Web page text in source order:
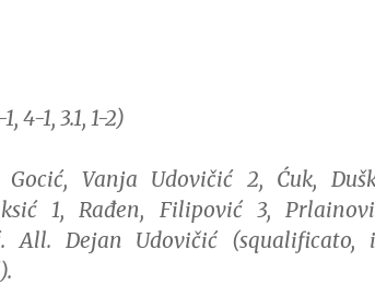
4-1, 3.1, 1-2)
Gocić, Vanja Udovičić 2, Ćuk,
1, Rađen, Filipović 3,
All. Dejan Udovičić (squalificato,